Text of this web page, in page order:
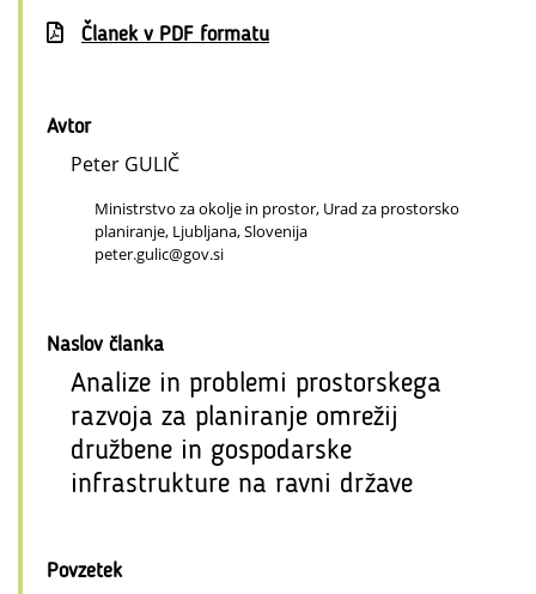
Članek v PDF formatu
Avtor
Peter GULIČ
Ministrstvo za okolje in prostor, Urad za prostorsko
planiranje, Ljubljana, Slovenija
peter.gulic@gov.si
Naslov članka
Analize in problemi prostorskega
razvoja za planiranje omrežij
družbene in gospodarske
infrastrukture na ravni države
Povzetek